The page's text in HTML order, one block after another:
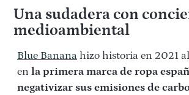
Una sudadera con
medioambiental
Blue Banana hizo historia en 2021
en la primera marca de ropa
negativizar sus emisiones de